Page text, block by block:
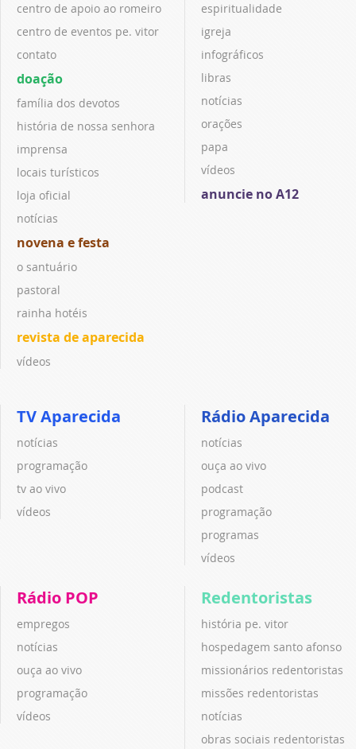
centro de apoio ao romeiro
centro de eventos pe. vitor
contato
doação
família dos devotos
história de nossa senhora
imprensa
locais turísticos
loja oficial
notícias
novena e festa
o santuário
pastoral
rainha hotéis
revista de aparecida
vídeos
espiritualidade
igreja
infográficos
libras
notícias
orações
papa
vídeos
anuncie no A12
TV Aparecida
notícias
programação
tv ao vivo
vídeos
Rádio Aparecida
notícias
ouça ao vivo
podcast
programação
programas
vídeos
Rádio POP
empregos
notícias
ouça ao vivo
programação
vídeos
Redentoristas
história pe. vitor
hospedagem santo afonso
missionários redentoristas
missões redentoristas
notícias
obras sociais redentoristas